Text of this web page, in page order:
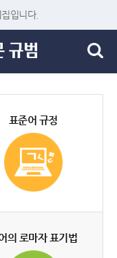
입니다.
표준어 규정
의 로마자 표기법